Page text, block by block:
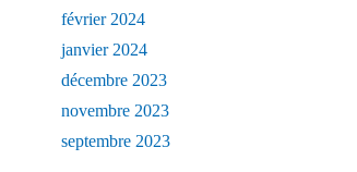
février 2024
janvier 2024
décembre 2023
novembre 2023
septembre 2023